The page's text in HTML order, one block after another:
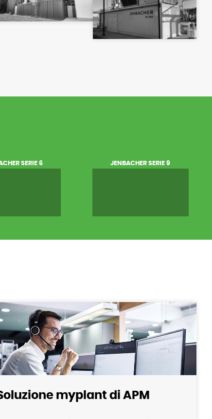
SERIE 6 JENBACHER SERIE 9
myplant di APM